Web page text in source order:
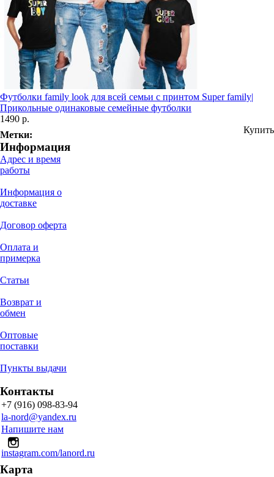
Футболки family look для всей семьи с принтом Super family|
Прикольные одинаковые семейные футболки
1490 р.
Купить
Метки:
Информация
Адрес и время
работы
Информация о
доставке
Договор оферта
Оплата и
примерка
Статьи
Возврат и
обмен
Оптовые
поставки
Пункты выдачи
Контакты
+7 (916) 098-83-94
la-nord@yandex.ru
Напишите нам
instagram.com/lanord.ru
Карта